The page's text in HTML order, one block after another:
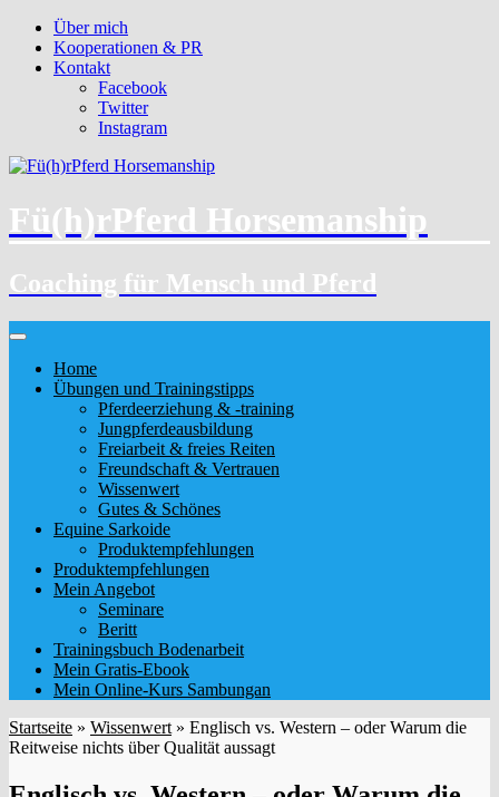
Über mich
Kooperationen & PR
Kontakt
Facebook
Twitter
Instagram
Fü(h)rPferd Horsemanship
Coaching für Mensch und Pferd
Home
Übungen und Trainingstipps
Pferdeerziehung & -training
Jungpferdeausbildung
Freiarbeit & freies Reiten
Freundschaft & Vertrauen
Wissenwert
Gutes & Schönes
Equine Sarkoide
Produktempfehlungen
Produktempfehlungen
Mein Angebot
Seminare
Beritt
Trainingsbuch Bodenarbeit
Mein Gratis-Ebook
Mein Online-Kurs Sambungan
Startseite » Wissenwert » Englisch vs. Western – oder Warum die
Reitweise nichts über Qualität aussagt